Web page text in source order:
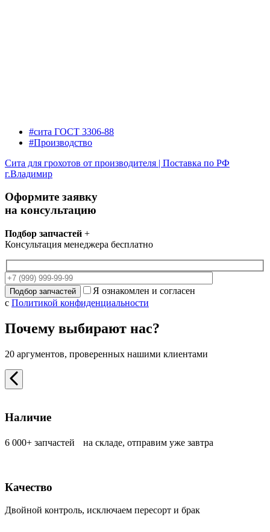
#сита ГОСТ 3306-88
#Производство
Сита для грохотов от производителя | Поставка по РФ
г.Владимир
Оформите заявку
на консультацию
Подбор запчастей +
Консультация менеджера бесплатно
Я ознакомлен и согласен
с Политикой конфиденциальности
Почему выбирают нас?
20 аргументов, проверенных нашими клиентами
Наличие
6 000+ запчастей на складе, отправим уже завтра
Качество
Двойной контроль, исключаем пересорт и брак